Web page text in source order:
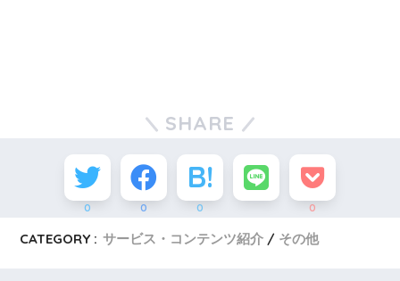
SHARE
0 0 0 0
CATEGORY : サービス・コンテンツ紹介 その他